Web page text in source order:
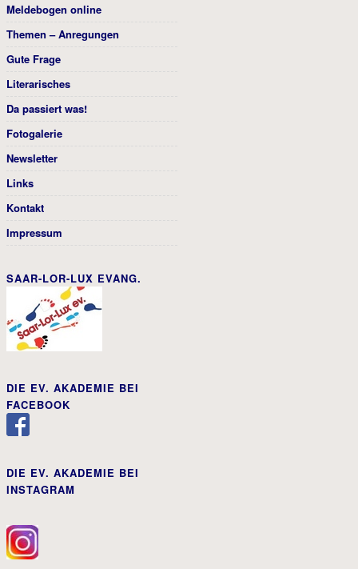
Meldebogen online
Themen – Anregungen
Gute Frage
Literarisches
Da passiert was!
Fotogalerie
Newsletter
Links
Kontakt
Impressum
SAAR-LOR-LUX EVANG.
DIE EV. AKADEMIE BEI
FACEBOOK
DIE EV. AKADEMIE BEI
INSTAGRAM